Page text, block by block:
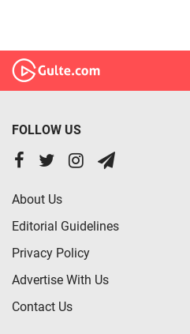
FOLLOW US
About Us
Editorial Guidelines
Privacy Policy
Advertise With Us
Contact Us